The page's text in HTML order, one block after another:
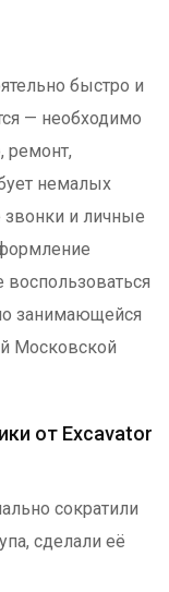
быстро и
— необходимо
ремонт,
немалых
и личные
занимающейся
Московской
от Excavator
сократили
сделали её